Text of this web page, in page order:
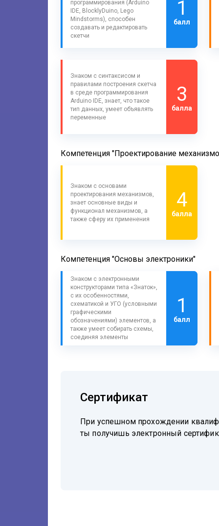
программирования (Arduino
IDE, BlocklyDuino, Lego
Mindstorms), способен
создавать и редактировать
скетчи
1
балл
Знаком с синтаксисом и
правилами построения скетча
в среде программирования
Arduino IDE, знает, что такое
тип данных, умеет объявлять
переменные
3
балла
Компетенция "Проектирование
Знаком с основами
проектирования механизмов,
знает основные виды и
функционал механизмов, а
также сферу их применения
4
балла
Компетенция "Основы электроники"
Знаком с электронными
конструкторами типа «Знаток»,
с их особенностями,
схематикой и УГО (условными
графическими
обозначениями) элементов, а
также умеет собирать схемы,
соединяя элементы
1
балл
Сертификат
При успешном прохождении
ты получишь электронный